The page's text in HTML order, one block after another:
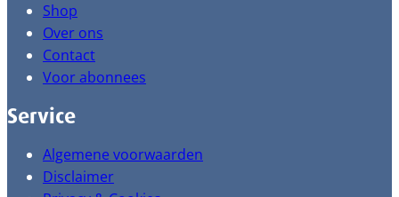
Shop
Over ons
Contact
Voor abonnees
Service
Algemene voorwaarden
Disclaimer